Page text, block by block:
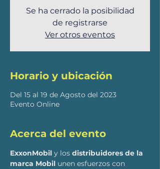
Se ha cerrado la posibilidad
de registrarse
Ver otros eventos
Horario y ubicación
Del 15 al 19 de Agosto del 2023
Evento Online
Acerca del evento
ExxonMobil y los distribuidores de la
marca Mobil unen esfuerzos con